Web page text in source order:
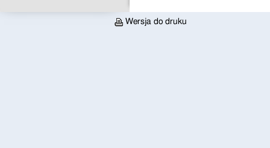
Wersja do druku